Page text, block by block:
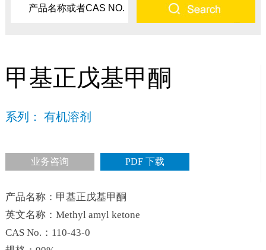
甲基正戊基甲酮
系列： 有机溶剂
业务咨询 PDF 下载
产品名称：甲基正戊基甲酮
英文名称：Methyl amyl ketone
CAS No.：110-43-0